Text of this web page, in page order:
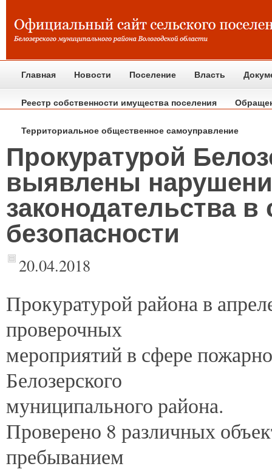
Главная Новости Поселение Власть
Реестр собственности имущества поселения
Территориальное общественное самоуправление
Прокуратурой
выявлены
законодательства
безопасности
20.04.2018
Прокуратуройрайона в
проверочных
мероприятий в сфере
Белозерского
муниципального района.
Проверено 8 различных
пребыванием